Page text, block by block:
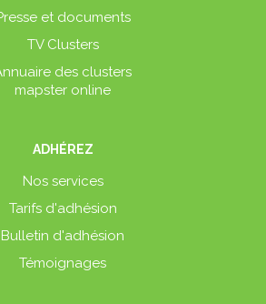
et documents
TV Clusters
des clusters
mapster online
ADHÉREZ
Nos services
Tarifs d'adhésion
Bulletin d'adhésion
Témoignages